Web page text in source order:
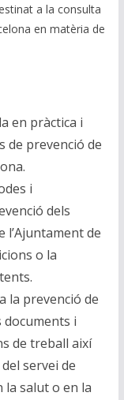
a la consulta
en matèria de
en pràctica i
de prevenció de
i
dels
l’Ajuntament de
o la
la prevenció de
documents i
de treball així
servei de
la salut o en la